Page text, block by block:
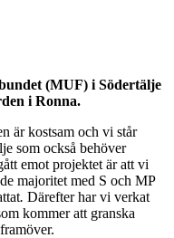
(MUF) i Södertälje
i Ronna.
är kostsam och vi står
som också behöver
emot projektet är att vi
majoritet med S och MP
. Därefter har vi verkat
kommer att granska